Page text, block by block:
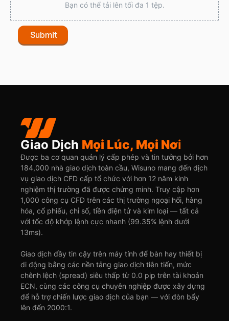
Bạn có thể tải lên tối đa 1 tệp.
Submit
Giao Dịch Mọi Lúc, Mọi Nơi
Được ba cơ quan quản lý cấp phép và tin tưởng bởi hơn
184,000 nhà giao dịch toàn cầu, Wisuno mang đến dịch
vụ giao dịch CFD cấp tổ chức với hơn 12 năm kinh
nghiệm thị trường đã được chứng minh. Truy cập hơn
1,000 công cụ CFD trên các thị trường ngoại hối, hàng
hóa, cổ phiếu, chỉ số, tiền điện tử và kim loại — tất cả
với tốc độ khớp lệnh cực nhanh (99.35% lệnh dưới
13ms).
Giao dịch đầy tin cậy trên máy tính để bàn hay thiết bị
di động bằng các nền tảng giao dịch tiên tiến, mức
chênh lệch (spread) siêu thấp từ 0.0 pip trên tài khoản
ECN, cùng các công cụ chuyên nghiệp được xây dựng
để hỗ trợ chiến lược giao dịch của bạn — với đòn bẩy
lên đến 2000:1.